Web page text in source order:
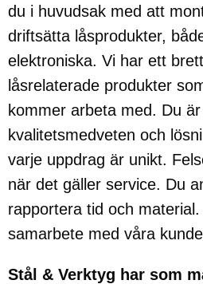
du i huvudsak med att
driftsätta låsprodukter,
elektroniska. Vi har ett
låsrelaterade produkter
kommer arbeta med. Du
kvalitetsmedveten och
varje uppdrag är unikt.
när det gäller service. Du
rapportera tid och
samarbete med våra
Stål & Verktyg har som